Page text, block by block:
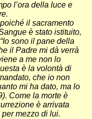
l’ora della luce e
il sacramento
è stato istituito,
sono il pane della
il Padre mi dà verrà
a me non lo
è la volontà di
che io non
mi ha dato, ma lo
Come la morte è
è arrivata
mezzo di lui.